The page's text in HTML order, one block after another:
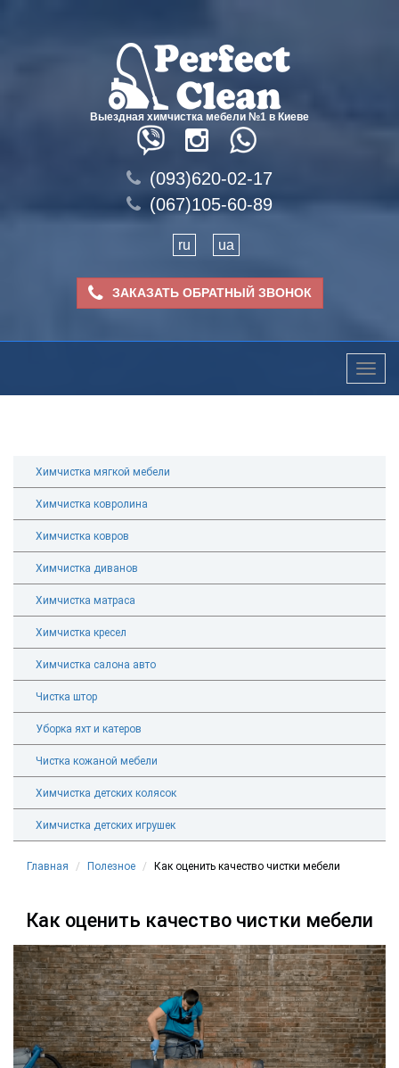
Выездная химчистка мебели №1 в Киеве
(093)620-02-17
(067)105-60-89
ru ua
ЗАКАЗАТЬ ОБРАТНЫЙ ЗВОНОК
Toggle
Химчистка мягкой мебели
Химчистка ковролина
Химчистка ковров
Химчистка диванов
Химчистка матраса
Химчистка кресел
Химчистка салона авто
Чистка штор
Уборка яхт и катеров
Чистка кожаной мебели
Химчистка детских колясок
Химчистка детских игрушек
Главная Полезное Как оценить качество чистки мебели
Как оценить качество чистки мебели